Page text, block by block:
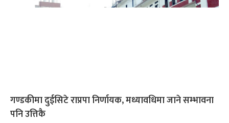
गण्डकीमा दुईसिटे राप्रपा निर्णायक, मध्यावधिमा जाने सम्भावना
पनि उत्तिकै